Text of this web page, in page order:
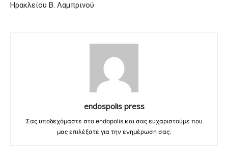
Ηρακλείου Β. Λαμπρινού
endospolis press
Σας υποδεχόμαστε στο endopolis και σας ευχαριστούμε που
μας επιλέξατε για την ενημέρωση σας.